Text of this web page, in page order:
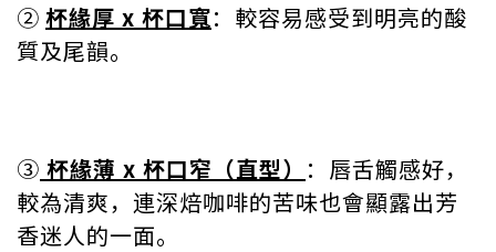
② 杯緣厚 x 杯口寬：較容易感受到明亮的酸
質及尾韻。
③ 杯緣薄 x 杯口窄（直型） ：唇舌觸感好，
較為清爽，連深焙咖啡的苦味也會顯露出芳
香迷人的一面。